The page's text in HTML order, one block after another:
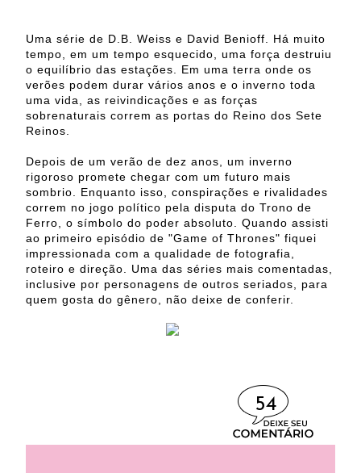
Uma série de D.B. Weiss e David Benioff. Há muito
tempo, em um tempo esquecido, uma força destruiu
o equilíbrio das estações. Em uma terra onde os
verões podem durar vários anos e o inverno toda
uma vida, as reivindicações e as forças
sobrenaturais correm as portas do Reino dos Sete
Reinos.
Depois de um verão de dez anos, um inverno
rigoroso promete chegar com um futuro mais
sombrio. Enquanto isso, conspirações e rivalidades
correm no jogo político pela disputa do Trono de
Ferro, o símbolo do poder absoluto. Quando assisti
ao primeiro episódio de "Game of Thrones" fiquei
impressionada com a qualidade de fotografia,
roteiro e direção. Uma das séries mais comentadas,
inclusive por personagens de outros seriados, para
quem gosta do gênero, não deixe de conferir.
54